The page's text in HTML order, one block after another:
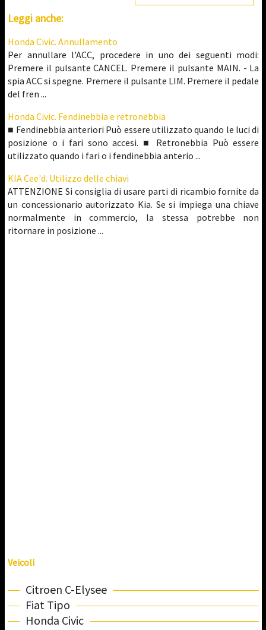
Leggi anche:
Honda Civic. Annullamento
Per annullare l'ACC, procedere in uno dei seguenti modi:
Premere il pulsante CANCEL. Premere il pulsante MAIN. - La
spia ACC si spegne. Premere il pulsante LIM. Premere il pedale
del fren ...
Honda Civic. Fendinebbia e retronebbia
■ Fendinebbia anteriori Può essere utilizzato quando le luci di
posizione o i fari sono accesi. ■ Retronebbia Può essere
utilizzato quando i fari o i fendinebbia anterio ...
KIA Cee'd. Utilizzo delle chiavi
ATTENZIONE Si consiglia di usare parti di ricambio fornite da
un concessionario autorizzato Kia. Se si impiega una chiave
normalmente in commercio, la stessa potrebbe non
ritornare in posizione ...
Veicoli
Citroen C-Elysee
Fiat Tipo
Honda Civic